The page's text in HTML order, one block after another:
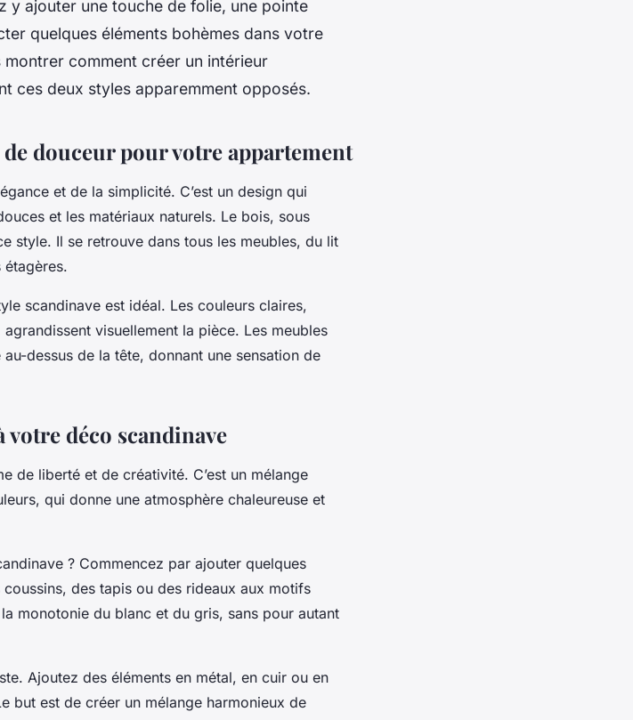
y ajouter une touche de folie, une pointe
quelques éléments bohèmes dans votre
comment créer un intérieur
ces deux styles apparemment opposés.
douceur pour votre appartement
et de la simplicité. C’est un design qui
et les matériaux naturels. Le bois, sous
style. Il se retrouve dans tous les meubles, du lit
étagères.
scandinave est idéal. Les couleurs claires,
visuellement la pièce. Les meubles
dessus de la tête, donnant une sensation de
déco scandinave
de liberté et de créativité. C’est un mélange
qui donne une atmosphère chaleureuse et
? Commencez par ajouter quelques
des tapis ou des rideaux aux motifs
monotonie du blanc et du gris, sans pour autant
Ajoutez des éléments en métal, en cuir ou en
but est de créer un mélange harmonieux de